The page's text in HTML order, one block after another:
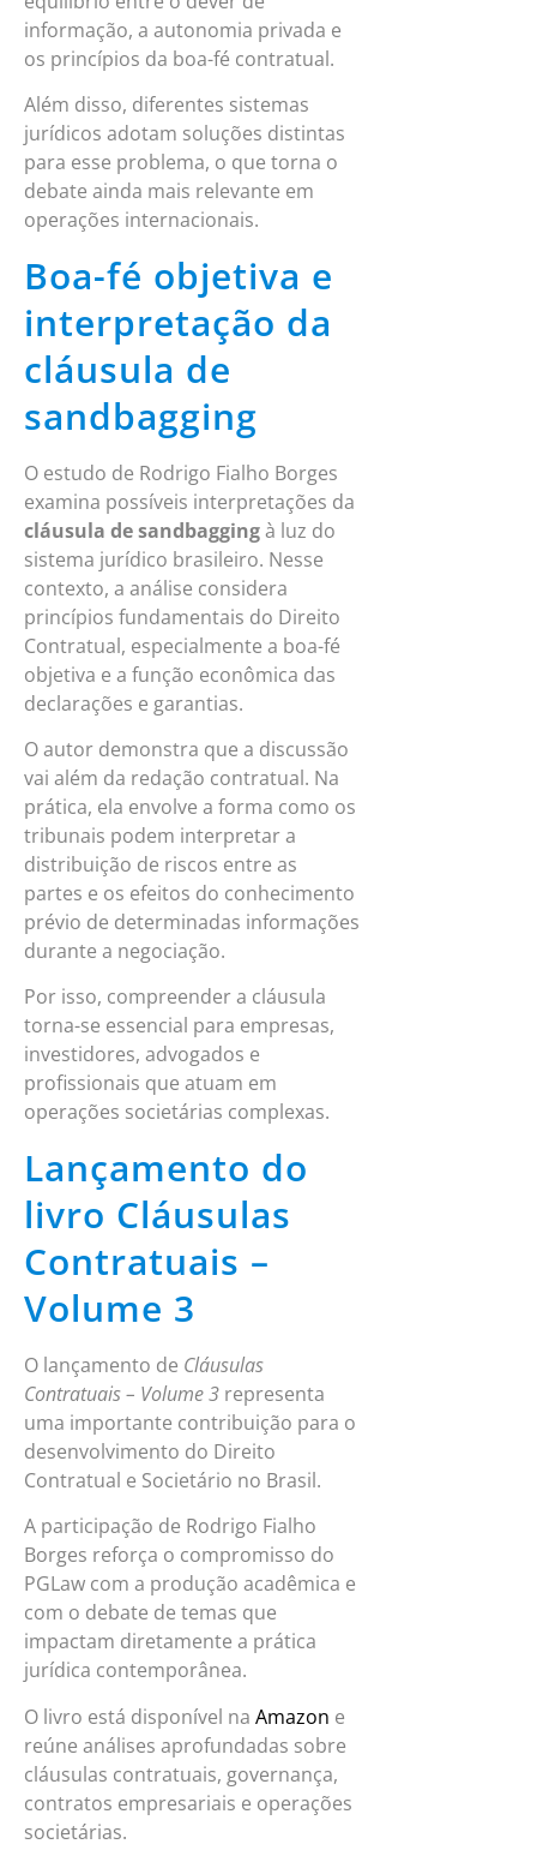
informação, a autonomia privada e
os princípios da boa-fé contratual.
Além disso, diferentes sistemas
jurídicos adotam soluções distintas
para esse problema, o que torna o
debate ainda mais relevante em
operações internacionais.
Boa-fé objetiva e
interpretação da
cláusula de
sandbagging
O estudo de Rodrigo Fialho Borges
examina possíveis interpretações da
cláusula de sandbaggingà luz do
sistema jurídico brasileiro. Nesse
contexto, a análise considera
princípios fundamentais do Direito
Contratual, especialmente a boa-fé
objetiva e a função econômica das
declarações e garantias.
O autor demonstra que a discussão
vai além da redação contratual. Na
prática, ela envolve a forma como os
tribunais podem interpretar a
distribuição de riscos entre as
partes e os efeitos do conhecimento
prévio de determinadas informações
durante a negociação.
Por isso, compreender a cláusula
torna-se essencial para empresas,
investidores, advogados e
profissionais que atuam em
operações societárias complexas.
Lançamento do
livro Cláusulas
Contratuais –
Volume 3
O lançamento de Cláusulas
Contratuais – Volume 3 representa
uma importante contribuição para o
desenvolvimento do Direito
Contratual e Societário no Brasil.
A participação de Rodrigo Fialho
Borges reforça o compromisso do
PGLaw com a produção acadêmica e
com o debate de temas que
impactam diretamente a prática
jurídica contemporânea.
O livro está disponível na Amazon e
reúne análises aprofundadas sobre
cláusulas contratuais, governança,
contratos empresariais e operações
societárias.